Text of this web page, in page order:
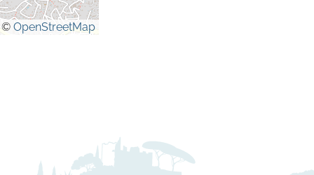
© OpenStreetMap